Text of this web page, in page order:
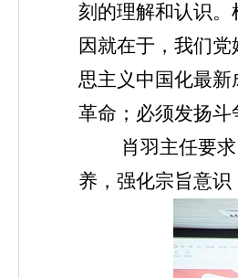
刻的理解和认识。
因就在于，我们
思主义中国化最
革命；必须发扬
肖羽主任要
养，强化宗旨意